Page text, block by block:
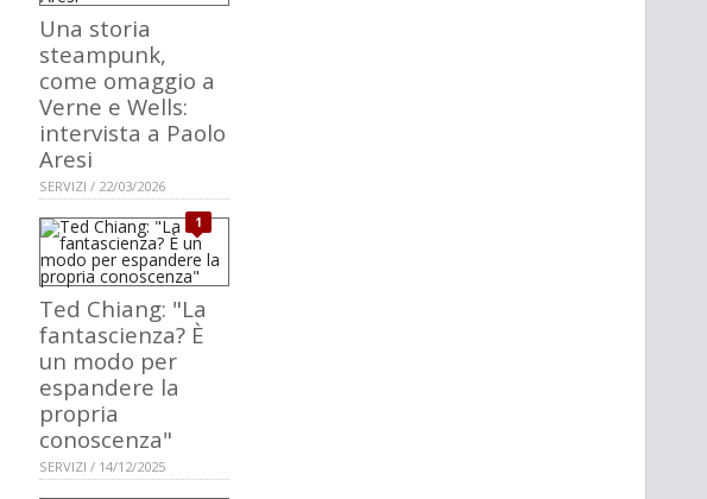
Una storia
steampunk,
come omaggio a
Verne e Wells:
intervista a Paolo
Aresi
SERVIZI / 22/03/2026
1
Ted Chiang: "La
fantascienza? È
un modo per
espandere la
propria
conoscenza"
SERVIZI / 14/12/2025